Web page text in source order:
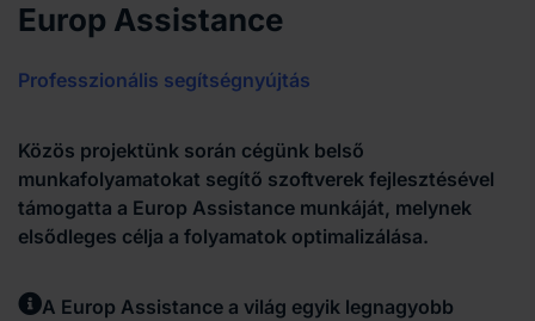
Europ Assistance
Professzionális segítségnyújtás
Közös projektünk során cégünk belső
munkafolyamatokat segítő szoftverek fejlesztésével
támogatta a Europ Assistance munkáját, melynek
elsődleges célja a folyamatok optimalizálása.
A Europ Assistance a világ egyik legnagyobb